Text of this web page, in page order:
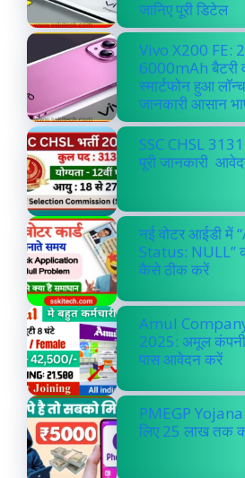
जानिए पूरी डिटेल
Vivo X200 FE:
6000mAh बैटरी
स्मार्टफोन हुआ
जानकारी आसान
SSC CHSL 3131
पूरी जानकारी
नई वोटर आईडी
Status: NULL”
कैसे ठीक करें
Amul
2025: अमूल कंपनी
पास आवेदन करें
PMEGP
लिए 25 लाख तक